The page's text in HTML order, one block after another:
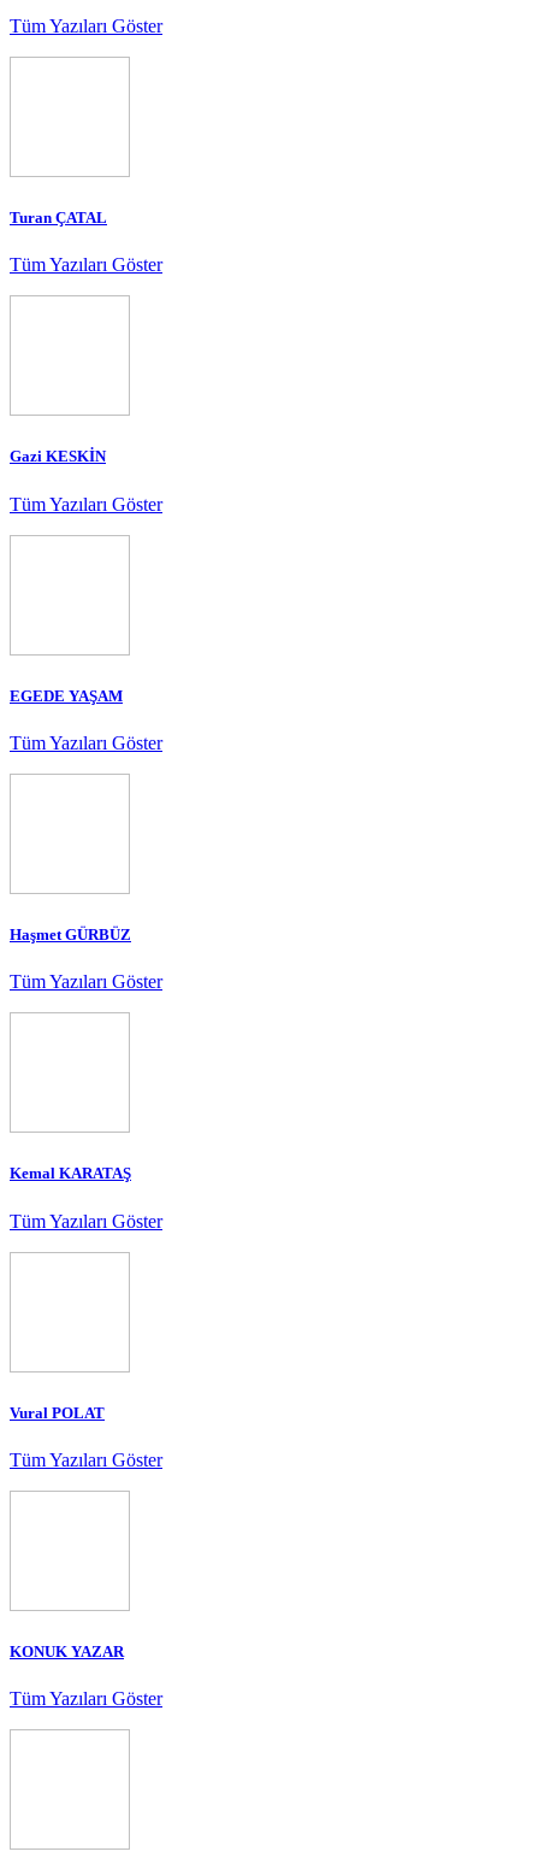
Tüm Yazıları Göster
Turan ÇATAL
Tüm Yazıları Göster
Gazi KESKİN
Tüm Yazıları Göster
EGEDE YAŞAM
Tüm Yazıları Göster
Haşmet GÜRBÜZ
Tüm Yazıları Göster
Kemal KARATAŞ
Tüm Yazıları Göster
Vural POLAT
Tüm Yazıları Göster
KONUK YAZAR
Tüm Yazıları Göster